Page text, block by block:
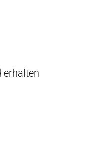
erhalten